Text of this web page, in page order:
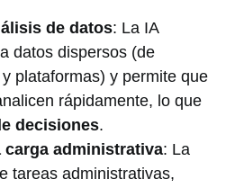
de datos: La IA
datos dispersos (de
plataformas) y permite que
rápidamente, lo que
decisiones.
carga administrativa: La
tareas administrativas,